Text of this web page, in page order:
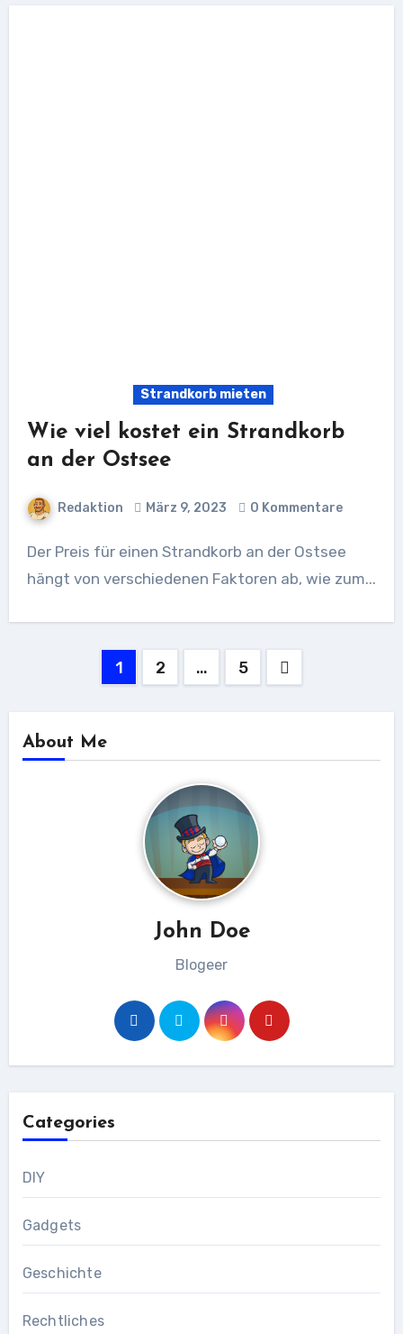
Strandkorb mieten
Wie viel kostet ein Strandkorb
an der Ostsee
Redaktion März 9, 2023 0 Kommentare
Der Preis für einen Strandkorb an der Ostsee
hängt von verschiedenen Faktoren ab, wie zum...
Seitennummerierung
Beiträge
1 2 … 5
About Me
John Doe
Blogeer
Categories
DIY
Gadgets
Geschichte
Rechtliches